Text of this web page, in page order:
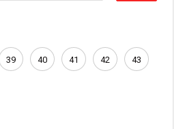
39 40 41 42 43